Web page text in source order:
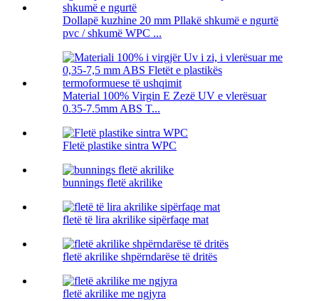
Dollapë kuzhine 20 mm Pllakë shkumë e ngurtë
pvc / shkumë WPC ...
Material 100% Virgin E Zezë UV e vlerësuar
0.35-7.5mm ABS T...
Fletë plastike sintra WPC
bunnings fletë akrilike
fletë të lira akrilike sipërfaqe mat
fletë akrilike shpërndarëse të dritës
fletë akrilike me ngjyra